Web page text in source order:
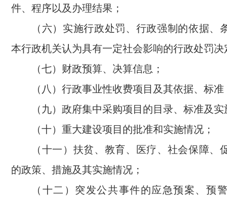
件、程序以及办理结果；
（六）实施行政处罚、行政强制的依据、
本行政机关认为具有一定社会影响的行政处罚决
（七）财政预算、决算信息；
（八）行政事业性收费项目及其依据、标准
（九）政府集中采购项目的目录、标准及
（十）重大建设项目的批准和实施情况；
（十一）扶贫、教育、医疗、社会保障、
的政策、措施及其实施情况；
（十二）突发公共事件的应急预案、预